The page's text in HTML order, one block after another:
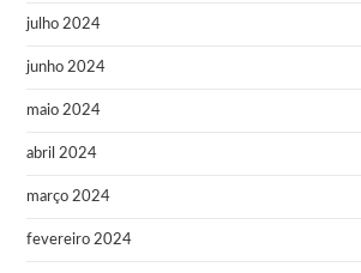
julho 2024
junho 2024
maio 2024
abril 2024
março 2024
fevereiro 2024